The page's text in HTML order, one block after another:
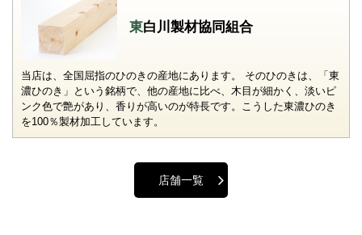
東白川製材協同組合
当店は、全国屈指のひのきの産地にあります。 そのひのきは、「東
濃ひのき」という銘柄で、他の産地に比べ、木目が細かく、淡いピ
ンク色で艶があり、香りが高いのが特長です。こうした東濃ひのき
を100％製材加工しています。
店舗一覧